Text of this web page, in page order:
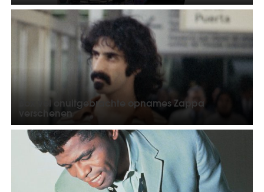
Box vol onuitgebrachte opnames Zappa
verschenen